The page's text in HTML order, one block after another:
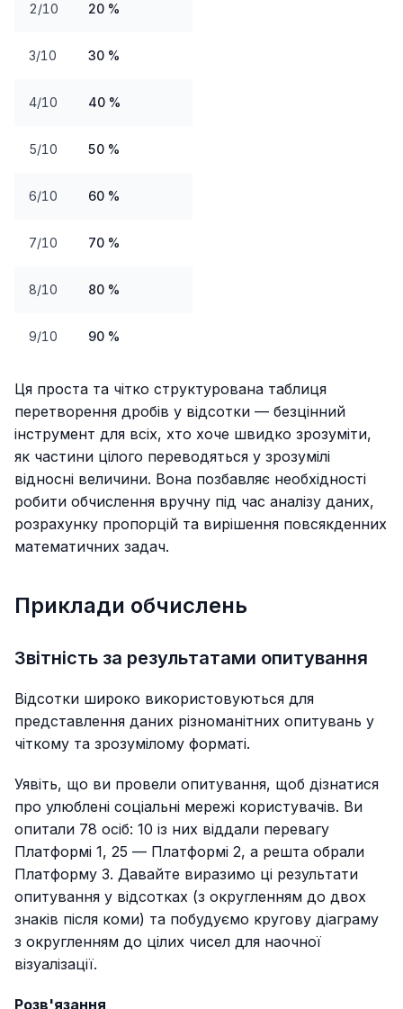
2/10 20 %
3/10 30 %
4/10 40 %
5/10 50 %
6/10 60 %
7/10 70 %
8/10 80 %
9/10 90 %
Ця проста та чітко структурована таблиця
перетворення дробів у відсотки — безцінний
інструмент для всіх, хто хоче швидко зрозуміти,
як частини цілого переводяться у зрозумілі
відносні величини. Вона позбавляє необхідності
робити обчислення вручну під час аналізу даних,
розрахунку пропорцій та вирішення повсякденних
математичних задач.
Приклади обчислень
Звітність за результатами опитування
Відсотки широко використовуються для
представлення даних різноманітних опитувань у
чіткому та зрозумілому форматі.
Уявіть, що ви провели опитування, щоб дізнатися
про улюблені соціальні мережі користувачів. Ви
опитали 78 осіб: 10 із них віддали перевагу
Платформі 1, 25 — Платформі 2, а решта обрали
Платформу 3. Давайте виразимо ці результати
опитування у відсотках (з округленням до двох
знаків після коми) та побудуємо кругову діаграму
з округленням до цілих чисел для наочної
візуалізації.
Розв'язання